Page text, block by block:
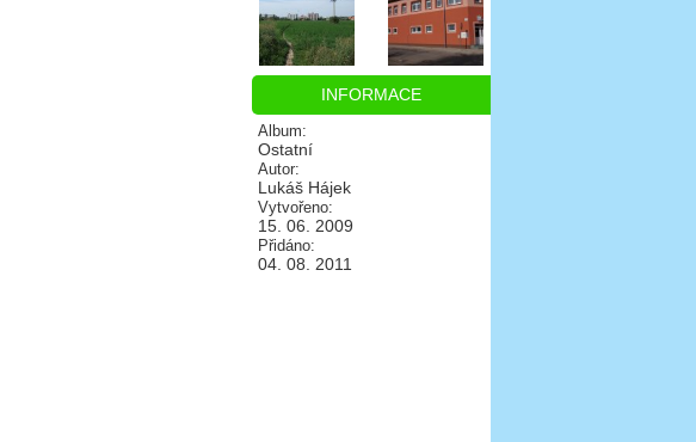
INFORMACE
Album:
Ostatní
Autor:
Lukáš Hájek
Vytvořeno:
15. 06. 2009
Přidáno:
04. 08. 2011